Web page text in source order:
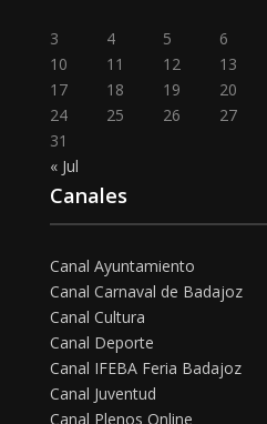
3
4 5 6
10
11 12 13
17
18 19 20
24
25 26 27
31
« Jul
Canales
Canal Ayuntamiento
Canal Carnaval de Badajoz
Canal Cultura
Canal Deporte
Canal IFEBA Feria Badajoz
Canal Juventud
Canal Plenos Online